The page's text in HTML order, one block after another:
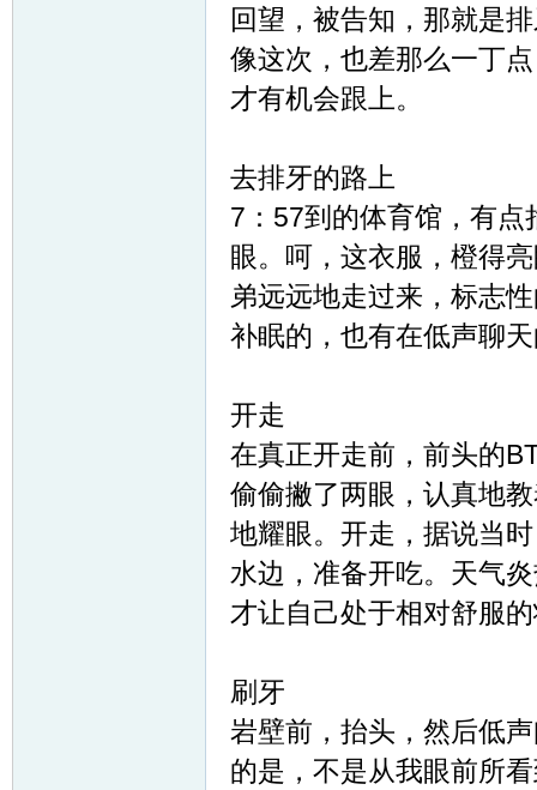
回望，被告知，那就是
像这次，也差那么一丁
才有机会跟上。
去排牙的路上
7：57到的体育馆，有
眼。呵，这衣服，橙得
弟远远地走过来，标志
补眠的，也有在低声聊
开走
在真正开走前，前头的
偷偷撇了两眼，认真地
地耀眼。开走，据说当
水边，准备开吃。天气
才让自己处于相对舒服
刷牙
岩壁前，抬头，然后低
的是，不是从我眼前所